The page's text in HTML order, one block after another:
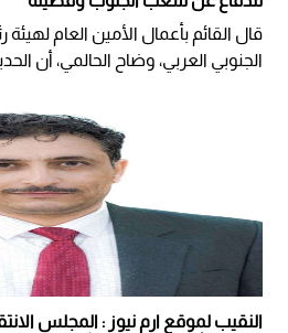
قال القائم بأعمال الأمين العام
الجنوبي العربي، وضاح الحالمي، أن
النقيب لموقع ارم نيوز : المجلس